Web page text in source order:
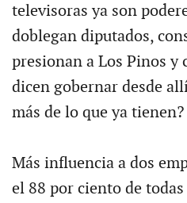
televisoras ya son
doblegan diputados,
presionan a Los Pinos y
dicen gobernar desde
más de lo que ya tienen?
Más influencia a dos
el 88 por ciento de